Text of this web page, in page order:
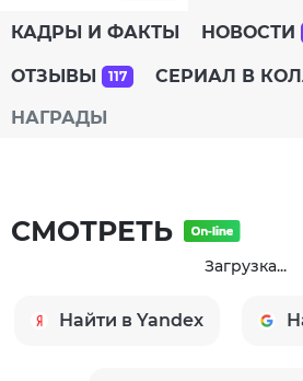
КАДРЫ И ФАКТЫ НОВОСТИ
ОТЗЫВЫ 117 СЕРИАЛ В
НАГРАДЫ
СМОТРЕТЬ
Загрузка...
Найти в Yandex